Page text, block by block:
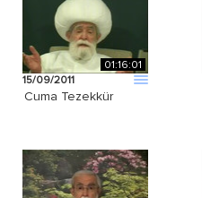
01:16:01
15/09/2011
Cuma Tezekkür